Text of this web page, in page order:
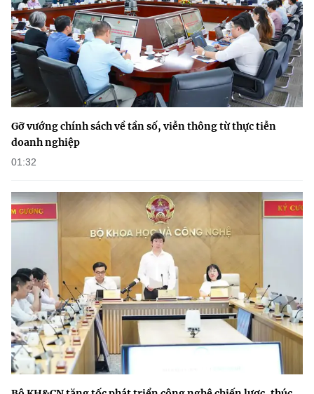
Gỡ vướng chính sách về tần số, viễn thông từ thực tiễn
doanh nghiệp
01:32